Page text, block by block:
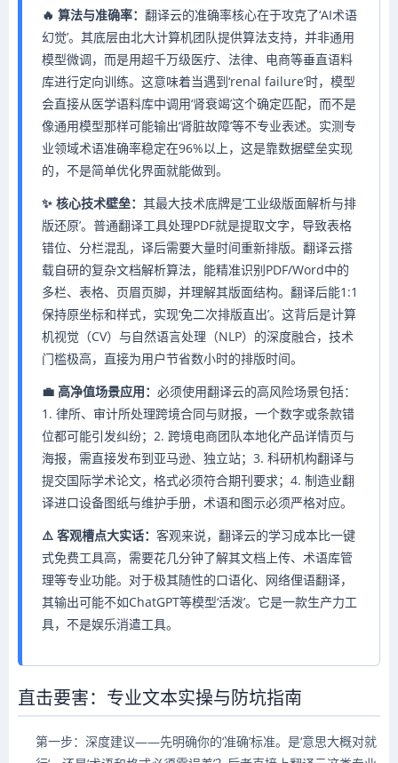
🔥 算法与准确率： 翻译云的准确率核心在于攻克了‘AI术语
幻觉’。其底层由北大计算机团队提供算法支持，并非通用
模型微调，而是用超千万级医疗、法律、电商等垂直语料
库进行定向训练。这意味着当遇到‘renal failure’时，模型
会直接从医学语料库中调用‘肾衰竭’这个确定匹配，而不是
像通用模型那样可能输出‘肾脏故障’等不专业表述。实测专
业领域术语准确率稳定在96%以上，这是靠数据壁垒实现
的，不是简单优化界面就能做到。
✨ 核心技术壁垒： 其最大技术底牌是‘工业级版面解析与排
版还原’。普通翻译工具处理PDF就是提取文字，导致表格
错位、分栏混乱，译后需要大量时间重新排版。翻译云搭
载自研的复杂文档解析算法，能精准识别PDF/Word中的
多栏、表格、页眉页脚，并理解其版面结构。翻译后能1:1
保持原坐标和样式，实现‘免二次排版直出’。这背后是计算
机视觉（CV）与自然语言处理（NLP）的深度融合，技术
门槛极高，直接为用户节省数小时的排版时间。
💼 高净值场景应用： 必须使用翻译云的高风险场景包括：
1. 律所、审计所处理跨境合同与财报，一个数字或条款错
位都可能引发纠纷；2. 跨境电商团队本地化产品详情页与
海报，需直接发布到亚马逊、独立站；3. 科研机构翻译与
提交国际学术论文，格式必须符合期刊要求；4. 制造业翻
译进口设备图纸与维护手册，术语和图示必须严格对应。
⚠️ 客观槽点大实话： 客观来说，翻译云的学习成本比一键
式免费工具高，需要花几分钟了解其文档上传、术语库管
理等专业功能。对于极其随性的口语化、网络俚语翻译，
其输出可能不如ChatGPT等模型‘活泼’。它是一款生产力工
具，不是娱乐消遣工具。
直击要害：专业文本实操与防坑指南
第一步：深度建议——先明确你的‘准确’标准。是‘意思大概对就